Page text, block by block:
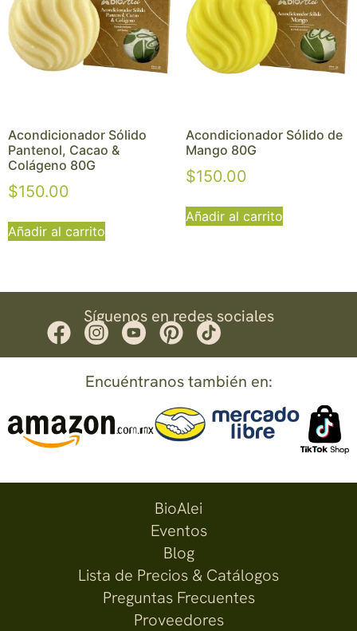
Acondicionador Sólido
Pantenol, Cacao &
Colágeno 80G
$150.00
Añadir al carrito
Acondicionador Sólido de
Mango 80G
$150.00
Añadir al carrito
Síguenos en redes sociales
Encuéntranos también en:
BioAlei
Eventos
Blog
Lista de Precios & Catálogos
Preguntas Frecuentes
Proveedores